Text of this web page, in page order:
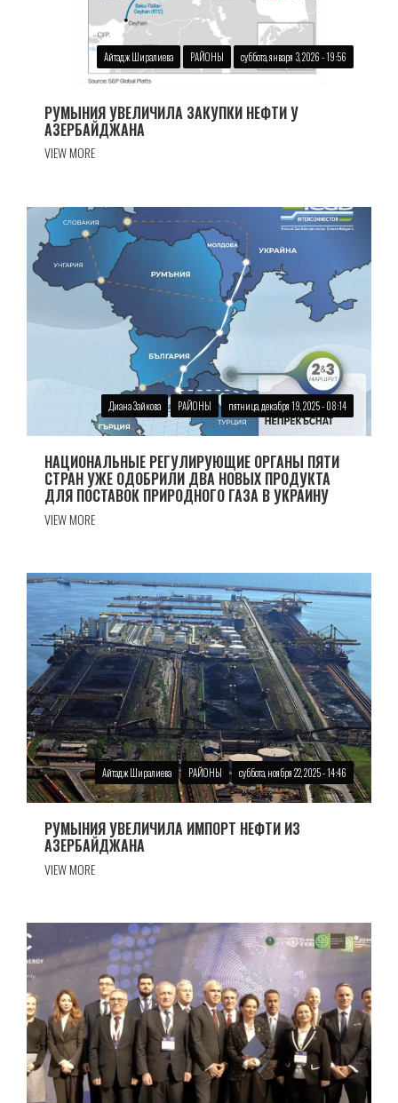
Айтадж Ширалиева РАЙОНЫ суббота, января 3, 2026 - 19:56
РУМЫНИЯ УВЕЛИЧИЛА ЗАКУПКИ НЕФТИ У
АЗЕРБАЙДЖАНА
VIEW MORE
Диана Зайкова РАЙОНЫ пятница, декабря 19, 2025 - 08:14
НАЦИОНАЛЬНЫЕ РЕГУЛИРУЮЩИЕ ОРГАНЫ ПЯТИ
СТРАН УЖЕ ОДОБРИЛИ ДВА НОВЫХ ПРОДУКТА
ДЛЯ ПОСТАВОК ПРИРОДНОГО ГАЗА В УКРАИНУ
VIEW MORE
Айтадж Ширалиева РАЙОНЫ суббота, ноября 22, 2025 - 14:46
РУМЫНИЯ УВЕЛИЧИЛА ИМПОРТ НЕФТИ ИЗ
АЗЕРБАЙДЖАНА
VIEW MORE